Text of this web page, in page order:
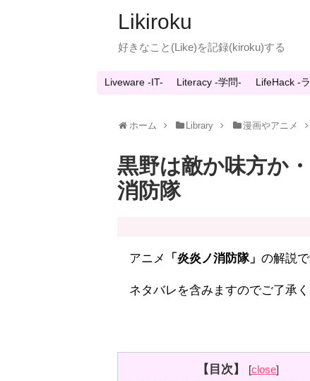
Likiroku
好きなこと(Like)を記録(kiroku)する
Liveware -IT- Literacy -学問- LifeHack -
ホーム Library 漫画やアニメ
黒野は敵か味方か
消防隊
アニメ 「炎炎ノ消防隊」 の解説で
ネタバレを含みますのでご了承く
【目次】 [close]